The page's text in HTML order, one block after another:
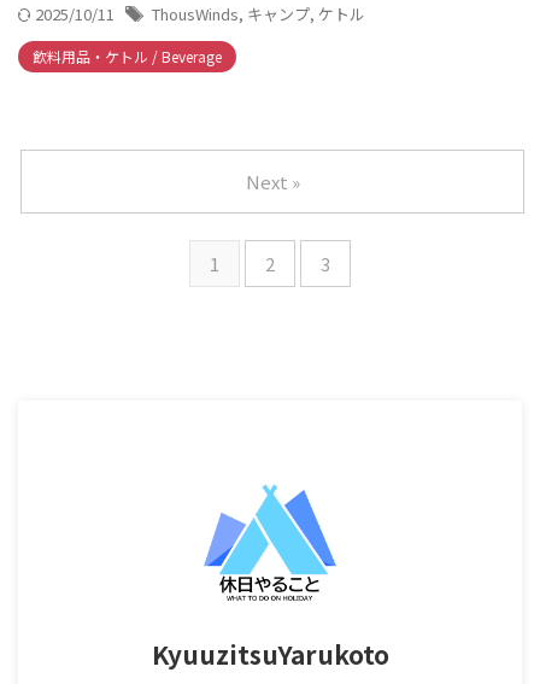
2025/10/11 ThousWinds, キャンプ, ケトル
飲料用品・ケトル / Beverage
1 2 3
Next »
KyuuzitsuYarukoto